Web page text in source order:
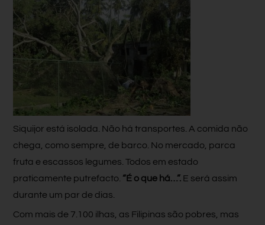
Siquijor está isolada. Não há transportes. A comida não
chega, como sempre, de barco. No mercado, parca
fruta e escassos legumes. Todos em estado
praticamente putrefacto. “É o que há…”. E será assim
durante um par de dias.
Com mais de 7.100 ilhas, as Filipinas são pobres, mas